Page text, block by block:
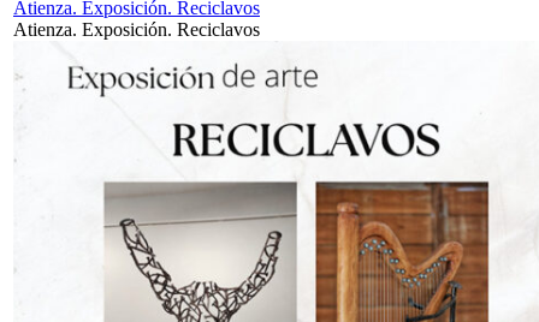
Atienza. Exposición. Reciclavos
Atienza. Exposición. Reciclavos